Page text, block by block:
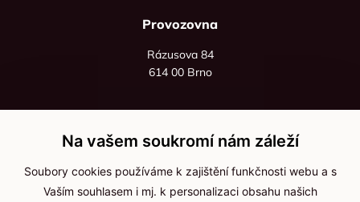
Provozovna
Rázusova 84
614 00 Brno
+420 736 535 066
Po - pá: 8:00 - 16:00
info@jma-kam.cz
Na vašem soukromí nám záleží
Soubory cookies používáme k zajištění funkčnosti webu a s
Vaším souhlasem i mj. k personalizaci obsahu našich